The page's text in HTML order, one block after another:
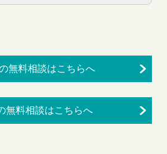
無料相談はこちらへ
無料相談はこちらへ